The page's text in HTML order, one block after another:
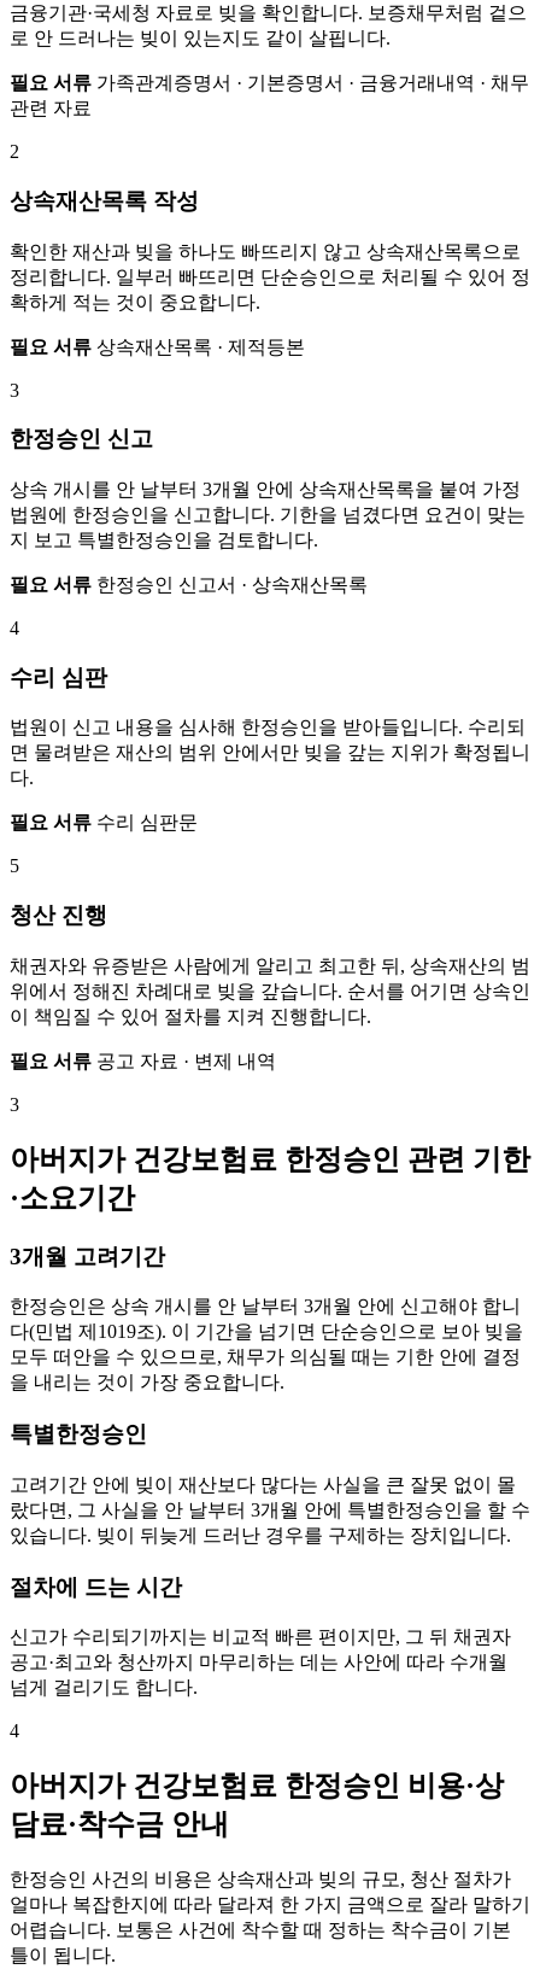
금융기관·국세청 자료로 빚을 확인합니다. 보증채무처럼 겉으
로 안 드러나는 빚이 있는지도 같이 살핍니다.
필요 서류 가족관계증명서 · 기본증명서 · 금융거래내역 · 채무
관련 자료
2
상속재산목록 작성
확인한 재산과 빚을 하나도 빠뜨리지 않고 상속재산목록으로
정리합니다. 일부러 빠뜨리면 단순승인으로 처리될 수 있어 정
확하게 적는 것이 중요합니다.
필요 서류 상속재산목록 · 제적등본
3
한정승인 신고
상속 개시를 안 날부터 3개월 안에 상속재산목록을 붙여 가정
법원에 한정승인을 신고합니다. 기한을 넘겼다면 요건이 맞는
지 보고 특별한정승인을 검토합니다.
필요 서류 한정승인 신고서 · 상속재산목록
4
수리 심판
법원이 신고 내용을 심사해 한정승인을 받아들입니다. 수리되
면 물려받은 재산의 범위 안에서만 빚을 갚는 지위가 확정됩니
다.
필요 서류 수리 심판문
5
청산 진행
채권자와 유증받은 사람에게 알리고 최고한 뒤, 상속재산의 범
위에서 정해진 차례대로 빚을 갚습니다. 순서를 어기면 상속인
이 책임질 수 있어 절차를 지켜 진행합니다.
필요 서류 공고 자료 · 변제 내역
3
아버지가 건강보험료 한정승인 관련 기한
·소요기간
3개월 고려기간
한정승인은 상속 개시를 안 날부터 3개월 안에 신고해야 합니
다(민법 제1019조). 이 기간을 넘기면 단순승인으로 보아 빚을
모두 떠안을 수 있으므로, 채무가 의심될 때는 기한 안에 결정
을 내리는 것이 가장 중요합니다.
특별한정승인
고려기간 안에 빚이 재산보다 많다는 사실을 큰 잘못 없이 몰
랐다면, 그 사실을 안 날부터 3개월 안에 특별한정승인을 할 수
있습니다. 빚이 뒤늦게 드러난 경우를 구제하는 장치입니다.
절차에 드는 시간
신고가 수리되기까지는 비교적 빠른 편이지만, 그 뒤 채권자
공고·최고와 청산까지 마무리하는 데는 사안에 따라 수개월
넘게 걸리기도 합니다.
4
아버지가 건강보험료 한정승인 비용·상
담료·착수금 안내
한정승인 사건의 비용은 상속재산과 빚의 규모, 청산 절차가
얼마나 복잡한지에 따라 달라져 한 가지 금액으로 잘라 말하기
어렵습니다. 보통은 사건에 착수할 때 정하는 착수금이 기본
틀이 됩니다.